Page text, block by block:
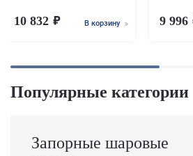
10 832 В корзину 9 996
Популярные категории
Запорные шаровые